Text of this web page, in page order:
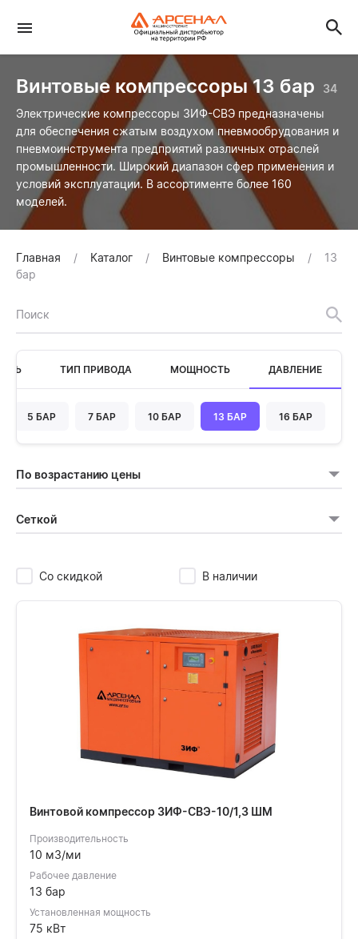
Винтовые компрессоры 13 бар
34
Электрические компрессоры ЗИФ-СВЭ предназначены
для обеспечения сжатым воздухом пневмообрудования и
пневмоинструмента предприятий различных отраслей
промышленности. Широкий диапазон сфер применения и
условий эксплуатации. В ассортименте более 160
моделей.
Главная Каталог Винтовые компрессоры
13
бар
ТИП ПРИВОДА МОЩНОСТЬ ДАВЛЕНИЕ
5 БАР 7 БАР 10 БАР 13 БАР 16 БАР
По возрастанию цены
Сеткой
Со скидкой В наличии
Винтовой компрессор ЗИФ-СВЭ-10/1,3 ШМ
Производительность
10 м3/ми
Рабочее давление
13 бар
Установленная мощность
75 кВт